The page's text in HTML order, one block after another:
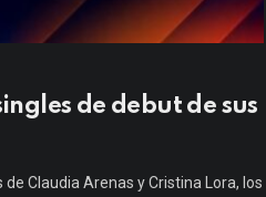
de debut de sus
Claudia Arenas y Cristina Lora, los